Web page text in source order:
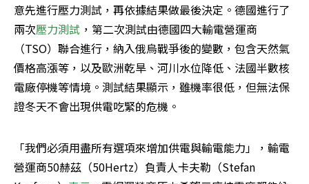
意先進行壓力測試，再依據結果做最後決定。德國進行了
兩次壓力測試 ，第二次測試由德國四大輸電營運商
（TSO）聯合進行，納入俄烏戰爭後的變數，包含天然氣
價格高漲等，以及歐洲乾旱、河川水位降低、法國半數核
電廠停機等情境。測試結果顯示，雖機率很低，但無法保
證冬天不會出現供電吃緊的危機。
「我們必須用盡所有選項來增加供電與輸電能力」，輸電
營運商50赫茲（50Hertz）負責人卡夫勒（Stefan